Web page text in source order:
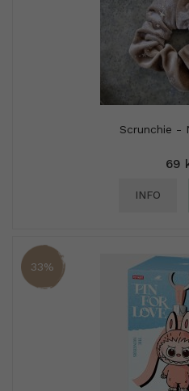
Scrunchie -
69
INFO
33%